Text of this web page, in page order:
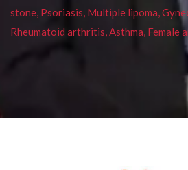
stone, Psoriasis, Multiple lipoma,
Rheumatoid arthritis, Asthma, Female